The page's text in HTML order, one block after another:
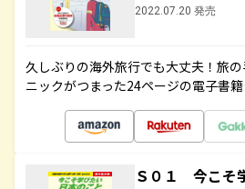
2022.07.20 発売
久しぶりの海外旅行でも大丈夫！旅
ニックがつまった24ページの電子書籍
Ｓ０１ 今こそ